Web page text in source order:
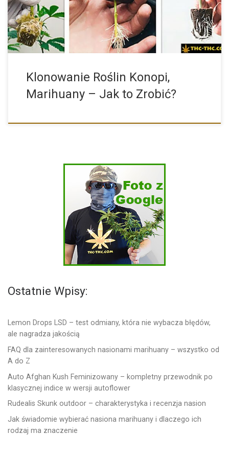
Klonowanie Roślin Konopi,
Marihuany – Jak to Zrobić?
Ostatnie Wpisy:
Lemon Drops LSD – test odmiany, która nie wybacza błędów,
ale nagradza jakością
FAQ dla zainteresowanych nasionami marihuany – wszystko od
A do Z
Auto Afghan Kush Feminizowany – kompletny przewodnik po
klasycznej indice w wersji autoflower
Rudealis Skunk outdoor – charakterystyka i recenzja nasion
Jak świadomie wybierać nasiona marihuany i dlaczego ich
rodzaj ma znaczenie